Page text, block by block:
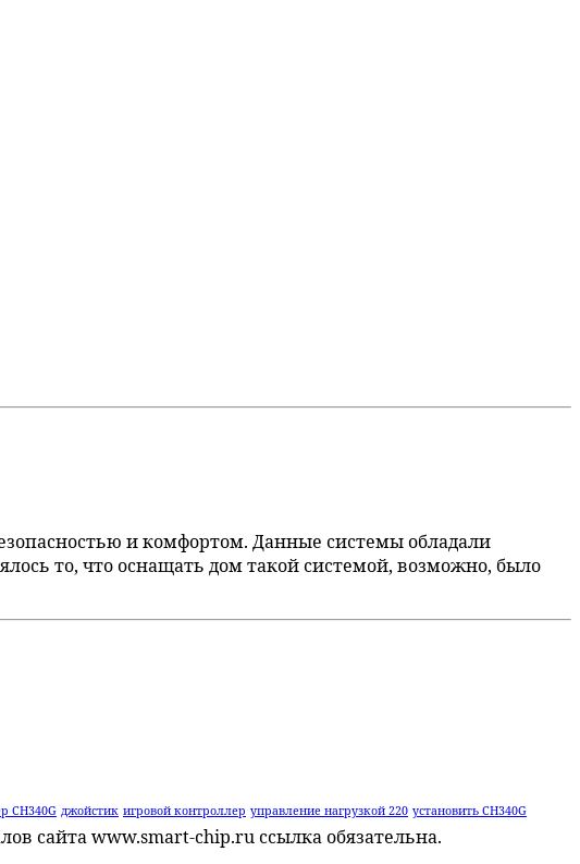
и комфортом. Данные системы обладали
то, что оснащать дом такой системой, возможно, было
CH340G джойстик игровой контроллер управление нагрузкой 220 установить CH340G
сайта www.smart-chip.ru ссылка обязательна.